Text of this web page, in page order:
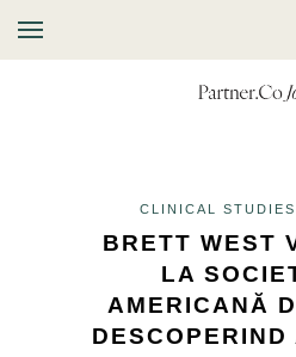
CLINICAL STUDIES
BRETT WEST
LA
AMERICANĂ
DESCOPERIND